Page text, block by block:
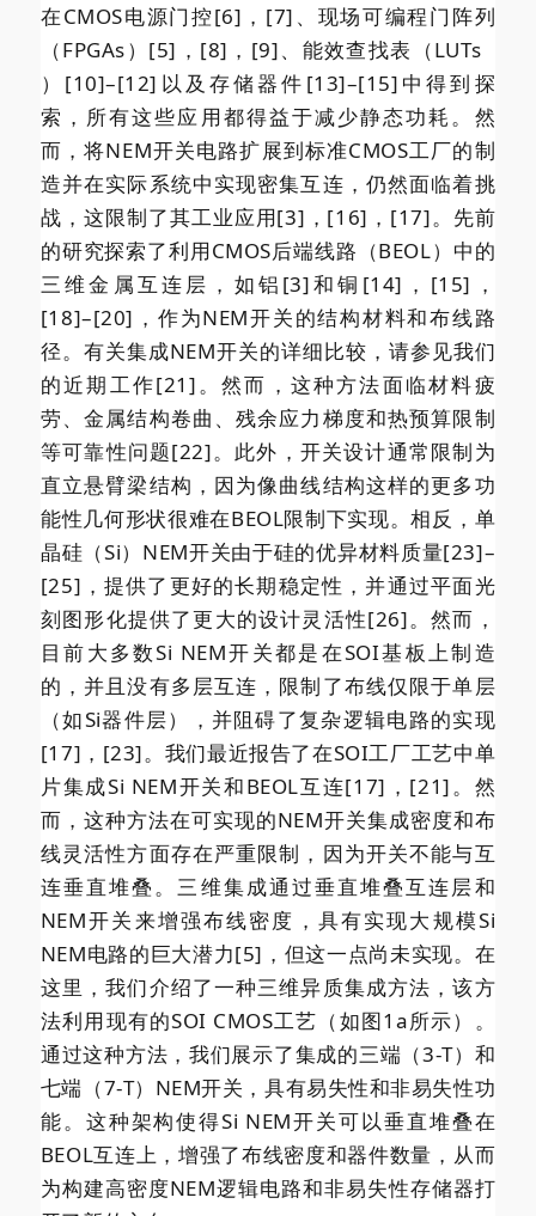
在CMOS电源门控[6]，[7]、现场可编程门阵列
（FPGAs）[5]，[8]，[9]、能效查找表（LUTs
）[10]–[12]以及存储器件[13]–[15]中得到探
索，所有这些应用都得益于减少静态功耗。然
而，将NEM开关电路扩展到标准CMOS工厂的制
造并在实际系统中实现密集互连，仍然面临着挑
战，这限制了其工业应用[3]，[16]，[17]。先前
的研究探索了利用CMOS后端线路（BEOL）中的
三维金属互连层，如铝[3]和铜[14]，[15]，
[18]–[20]，作为NEM开关的结构材料和布线路
径。有关集成NEM开关的详细比较，请参见我们
的近期工作[21]。然而，这种方法面临材料疲
劳、金属结构卷曲、残余应力梯度和热预算限制
等可靠性问题[22]。此外，开关设计通常限制为
直立悬臂梁结构，因为像曲线结构这样的更多功
能性几何形状很难在BEOL限制下实现。相反，单
晶硅（Si）NEM开关由于硅的优异材料质量[23]–
[25]，提供了更好的长期稳定性，并通过平面光
刻图形化提供了更大的设计灵活性[26]。然而，
目前大多数Si NEM开关都是在SOI基板上制造
的，并且没有多层互连，限制了布线仅限于单层
（如Si器件层），并阻碍了复杂逻辑电路的实现
[17]，[23]。我们最近报告了在SOI工厂工艺中单
片集成Si NEM开关和BEOL互连[17]，[21]。然
而，这种方法在可实现的NEM开关集成密度和布
线灵活性方面存在严重限制，因为开关不能与互
连垂直堆叠。三维集成通过垂直堆叠互连层和
NEM开关来增强布线密度，具有实现大规模Si
NEM电路的巨大潜力[5]，但这一点尚未实现。在
这里，我们介绍了一种三维异质集成方法，该方
法利用现有的SOI CMOS工艺（如图1a所示）。
通过这种方法，我们展示了集成的三端（3-T）和
七端（7-T）NEM开关，具有易失性和非易失性功
能。这种架构使得Si NEM开关可以垂直堆叠在
BEOL互连上，增强了布线密度和器件数量，从而
为构建高密度NEM逻辑电路和非易失性存储器打